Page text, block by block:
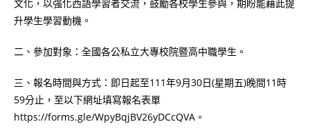
文化，以強化西語學習者交流，鼓勵各校學生參與，期盼能藉此提
升學生學習動機。
二、參加對象：全國各公私立大專校院暨高中職學生。
三、報名時間與方式：即日起至111年9月30日(星期五)晚間11時
59分止，至以下網址填寫報名表單
https://forms.gle/WpyBqjBV26yDCcQVA。